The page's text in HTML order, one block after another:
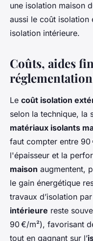
une isolation maison
aussi le coût isolation
isolation intérieure.
Coûts, aides
réglementation
Le coût isolation
selon la technique, la
matériaux isolants
faut compter entre
l'épaisseur et la
maison augmentent,
le gain énergétique
travaux d’isolation
intérieure reste
90 €/m²), favorisant
tout en gagnant sur l’